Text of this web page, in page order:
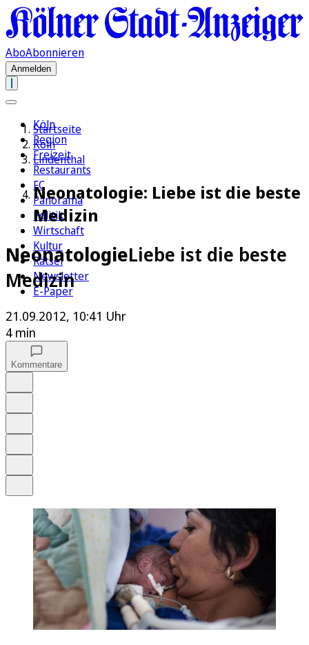
AboAbonnieren
Anmelden
Köln
Region
Freizeit
Restaurants
FC
Panorama
Politik
Wirtschaft
Kultur
Rätsel
Newsletter
E-Paper
Startseite
Köln
Lindenthal
Neonatologie: Liebe ist die beste
Medizin
NeonatologieLiebe ist die beste
Medizin
21.09.2012, 10:41 Uhr
4 min
Kommentare